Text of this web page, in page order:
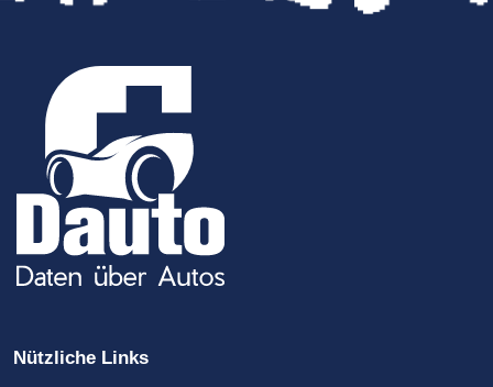
Nützliche Links